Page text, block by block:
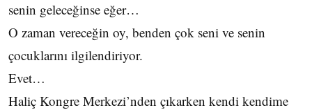
senin geleceğinse eğer…
O zaman vereceğin oy, benden çok seni ve senin
çocuklarını ilgilendiriyor.
Evet…
Haliç Kongre Merkezi’nden çıkarken kendi kendime